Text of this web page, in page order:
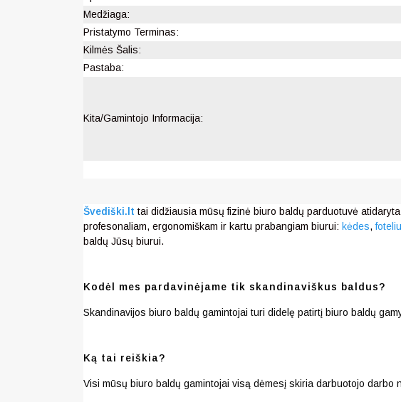
Medžiaga:
Pristatymo Terminas:
Kilmės Šalis:
Pastaba:
Kita/Gamintojo Informacija:
Švediški.lt tai didžiausia mūsų fizinė biuro baldų parduotuvė
profesonaliam, ergonomiškam ir kartu prabangiam biurui: kėdes,
baldų Jūsų biurui.
Kodėl mes pardavinėjame tik skandinaviškus baldus?
Skandinavijos biuro baldų gamintojai turi didelę patirtį biuro baldų
Ką tai reiškia?
Visi mūsų biuro baldų gamintojai visą dėmesį skiria darbuotojo darbo